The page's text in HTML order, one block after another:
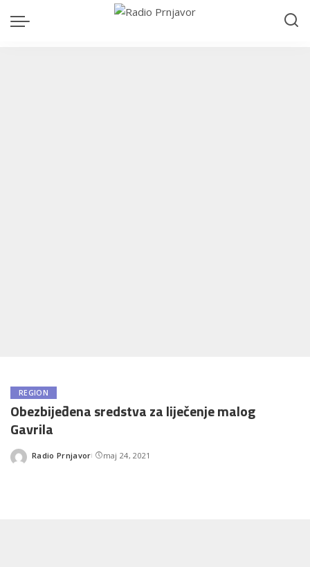
REGION
Obezbijeđena sredstva za liječenje malog
Gavrila
Posted
Radio Prnjavor maj 24, 2021